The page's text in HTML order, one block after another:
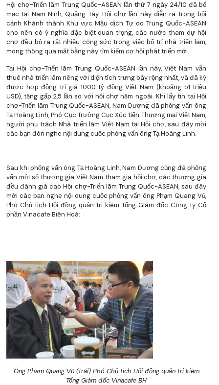
Hội chợ-Triển lãm Trung Quốc-ASEAN lần thứ 7 ngày 24/10 đã bế
mạc tại Nam Ninh, Quảng Tây. Hội chợ lần này diễn ra trong bối
cảnh Khánh thành Khu vực Mậu dịch Tự do Trung Quốc-ASEAN
cho nên có ý nghĩa đặc biệt quan trọng, các nước tham dự hội
chợ đều bỏ ra rất nhiều công sức trong việc bố trí nhà triển lãm,
mong thông qua mặt bằng này tìm kiếm cơ hội phát triển mới.
Tại Hội chợ-Triển lãm Trung Quốc-ASEAN lần này, Việt Nam vẫn
thuê nhà triển lãm riêng với diện tích trưng bày rộng nhất, và đã ký
được hợp đồng trị giá 1000 tỷ đồng Việt Nam ̣(khoảng 51 triệu
USD), tăng gấp 2,5 lần so với hội chợ năm ngoái. Khi lấy tin tại Hội
chợ-Triển lãm Trung Quốc-ASEAN, Nam Dương đã phỏng vấn ông
Tạ Hoàng Linh, Phó Cục Trưởng Cục Xúc tiến Thương mại Việt Nam,
người phụ trách Nhà triển lãm Việt Nam tại Hội chợ, sau đây mời
các bạn đón nghe nội dung cuộc phỏng vấn ông Tạ Hoàng Linh.
Sau khi phỏng vấn ông Tạ Hoàng Linh, Nam Dương cũng đã phỏng
vấn một số thương gia Việt Nam tham gia hội chợ, các thương gia
đều đánh giá cao Hội chợ-Triển lãm Trung Quốc-ASEAN, sau đây
mời các bạn nghe nội dung cuộc phỏng vấn ông Phạm Quang Vũ,
Phó Chủ tịch Hội đồng quản trị kiêm Tổng Giám đốc Công ty Cổ
phần Vinacafe Biên Hoà:
Ông Phạm Quang Vũ (trái) Phó Chủ tịch Hội đồng quản trị kiêm
Tổng Giám đốc Vinacafe BH